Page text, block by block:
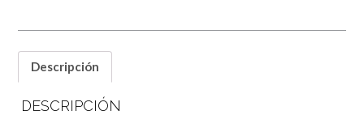
Descripción
DESCRIPCIÓN